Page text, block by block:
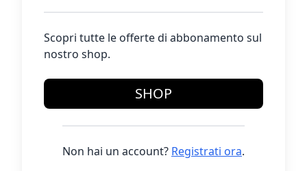
Scopri tutte le offerte di abbonamento sul
nostro shop.
SHOP
Non hai un account? Registrati ora.